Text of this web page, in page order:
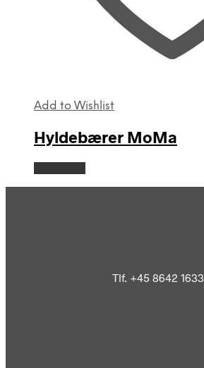
Add to Wishlist
Hyldebærer MoMa
Tlf. +45 8642 1633